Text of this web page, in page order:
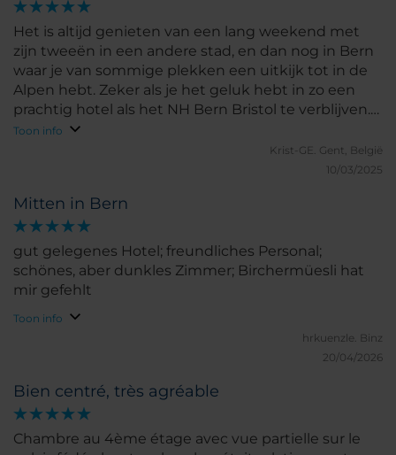
Het is altijd genieten van een lang weekend met
zijn tweeën in een andere stad, en dan nog in Bern
waar je van sommige plekken een uitkijk tot in de
Alpen hebt. Zeker als je het geluk hebt in zo een
prachtig hotel als het NH Bern Bristol te verblijven.
Beginnen we al bij de ligging: NH Bern The Bristol
vindt u in de oude stad, dicht bij de station, waar
hartelijk verwelkomt. Als we informatie nodig
hadden konden we altijd rekenen op iemand van
de receptie. Heerlijk, toch. We ontmoetten een
propere eigenstijlse kamer; rustig met een goed
bed waar we prima sliepen. In NH Bern werden we
het behulpzaam ontbijtpersoneel alles in goede
Bristol zijn meer als een reis waard. We kijken met
blijdschap terug en hopen op een volgende keer.
Toon info
Krist-GE. Gent, België
10/03/2025
Mitten in Bern
gut gelegenes Hotel; freundliches Personal;
schönes, aber dunkles Zimmer; Birchermüesli hat
mir gefehlt
Toon info
hrkuenzle. Binz
20/04/2026
Bien centré, très agréable
Chambre au 4ème étage avec vue partielle sur le